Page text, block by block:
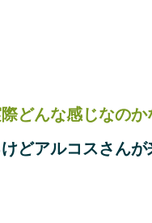
どんな感じなのか
どアルコスさん